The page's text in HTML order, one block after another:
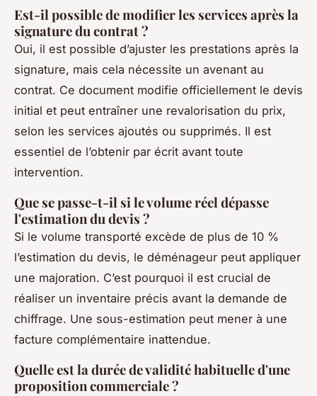
Est-il possible de modifier les services après la
signature du contrat ?
Oui, il est possible d’ajuster les prestations après la
signature, mais cela nécessite un avenant au
contrat. Ce document modifie officiellement le devis
initial et peut entraîner une revalorisation du prix,
selon les services ajoutés ou supprimés. Il est
essentiel de l’obtenir par écrit avant toute
intervention.
Que se passe-t-il si le volume réel dépasse
l'estimation du devis ?
Si le volume transporté excède de plus de 10 %
l’estimation du devis, le déménageur peut appliquer
une majoration. C’est pourquoi il est crucial de
réaliser un inventaire précis avant la demande de
chiffrage. Une sous-estimation peut mener à une
facture complémentaire inattendue.
Quelle est la durée de validité habituelle d'une
proposition commerciale ?